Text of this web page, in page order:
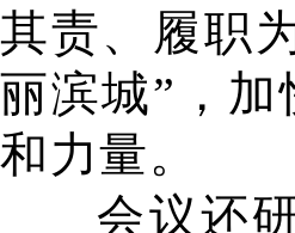
其责、履职
丽滨城”，
和力量。
会议还